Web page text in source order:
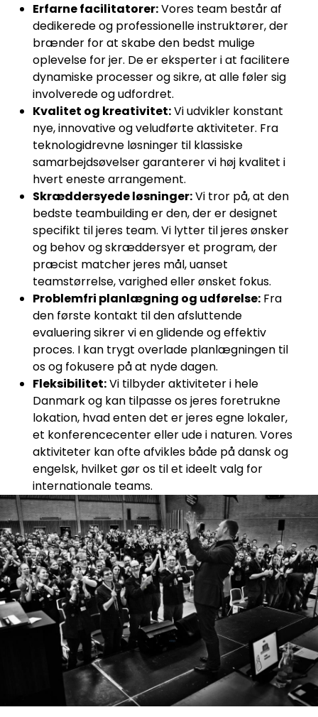
Erfarne facilitatorer:Vores team består af
dedikerede og professionelle instruktører, der
brænder for at skabe den bedst mulige
oplevelse for jer. De er eksperter i at facilitere
dynamiske processer og sikre, at alle føler sig
involverede og udfordret.
Kvalitet og kreativitet:Vi udvikler konstant
nye, innovative og veludførte aktiviteter. Fra
teknologidrevne løsninger til klassiske
samarbejdsøvelser garanterer vi høj kvalitet i
hvert eneste arrangement.
Skræddersyede løsninger:Vi tror på, at den
bedste teambuilding er den, der er designet
specifikt til jeres team. Vi lytter til jeres ønsker
og behov og skræddersyer et program, der
præcist matcher jeres mål, uanset
teamstørrelse, varighed eller ønsket fokus.
Problemfri planlægning og udførelse:Fra
den første kontakt til den afsluttende
evaluering sikrer vi en glidende og effektiv
proces. I kan trygt overlade planlægningen til
os og fokusere på at nyde dagen.
Fleksibilitet:Vi tilbyder aktiviteter i hele
Danmark og kan tilpasse os jeres foretrukne
lokation, hvad enten det er jeres egne lokaler,
et konferencecenter eller ude i naturen. Vores
aktiviteter kan ofte afvikles både på dansk og
engelsk, hvilket gør os til et ideelt valg for
internationale teams.